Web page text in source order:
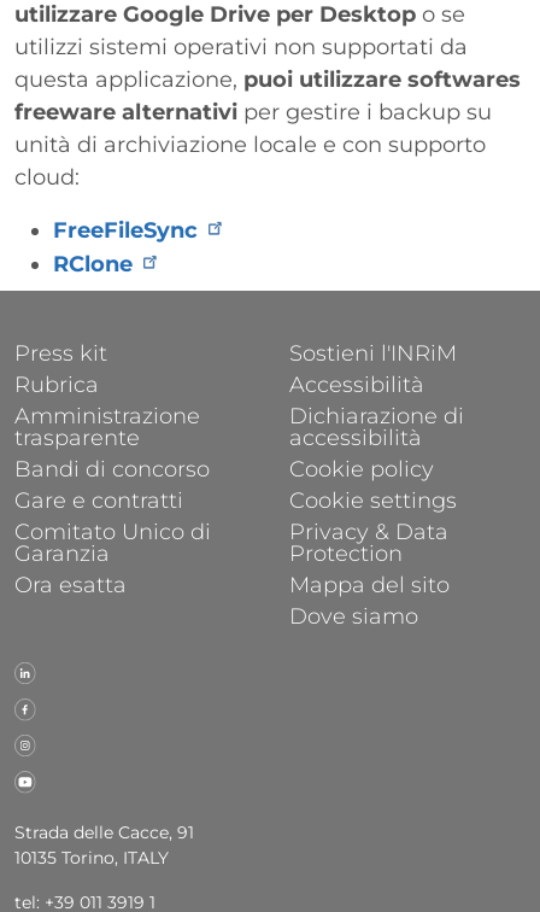
utilizzare Google Drive per Desktop o se
utilizzi sistemi operativi non supportati da
questa applicazione, puoi utilizzare softwares
freeware alternativi per gestire i backup su
unità di archiviazione locale e con supporto
cloud:
FreeFileSync
RClone
Strada delle Cacce, 91
10135 Torino, ITALY
tel: +39 011 3919 1
FOOTER 1
Press kit
Rubrica
Amministrazione
trasparente
Bandi di concorso
Gare e contratti
Comitato Unico di
Garanzia
Ora esatta
FOOTER 2
Sostieni l'INRiM
Accessibilità
Dichiarazione di
accessibilità
Cookie policy
Cookie settings
Privacy & Data
Protection
Mappa del sito
Dove siamo